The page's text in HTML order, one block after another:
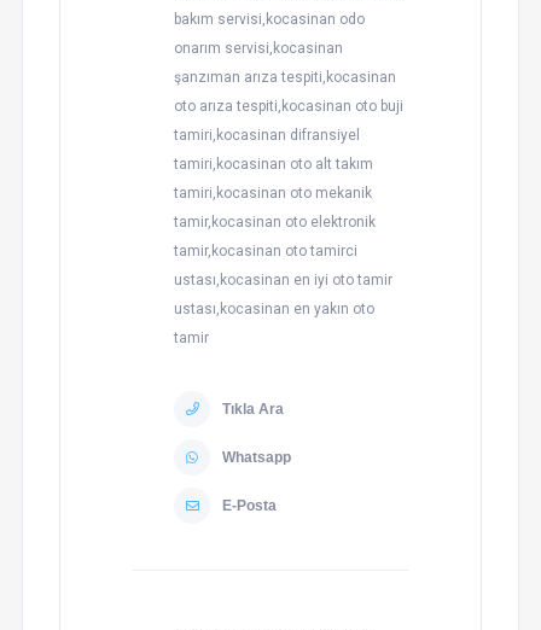
bakım servisi,kocasinan odo
onarım servisi,kocasinan
şanzıman arıza tespiti,kocasinan
oto arıza tespiti,kocasinan oto buji
tamiri,kocasinan difransiyel
tamiri,kocasinan oto alt takım
tamiri,kocasinan oto mekanik
tamir,kocasinan oto elektronik
tamir,kocasinan oto tamirci
ustası,kocasinan en iyi oto tamir
ustası,kocasinan en yakın oto
tamir
Tıkla Ara
Whatsapp
E-Posta